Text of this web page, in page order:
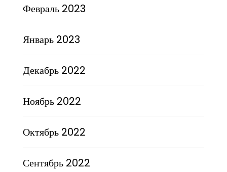
Февраль 2023
Январь 2023
Декабрь 2022
Ноябрь 2022
Октябрь 2022
Сентябрь 2022